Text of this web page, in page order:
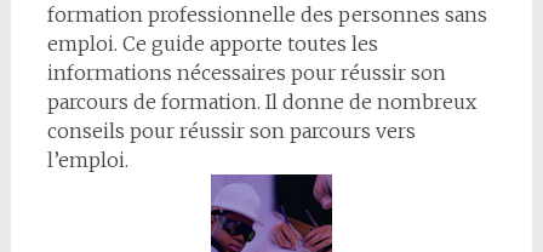
formation professionnelle des personnes sans
emploi. Ce guide apporte toutes les
informations nécessaires pour réussir son
parcours de formation. Il donne de nombreux
conseils pour réussir son parcours vers
l’emploi.